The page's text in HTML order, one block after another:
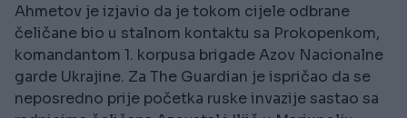
Ahmetov je izjavio da je tokom cijele odbrane
čeličane bio u stalnom kontaktu sa Prokopenkom,
komandantom 1. korpusa brigade Azov Nacionalne
garde Ukrajine. Za The Guardian je ispričao da se
neposredno prije početka ruske invazije sastao sa